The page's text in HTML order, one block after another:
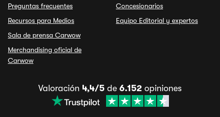
Preguntas frecuentes
Recursos para Medios
Sala de prensa Carwow
Merchandising oficial de
Carwow
Concesionarios
Equipo Editorial y expertos
Valoración 4,4/5 de 6.152 opiniones